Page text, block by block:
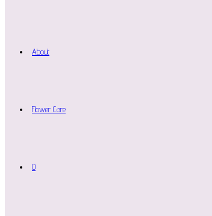
About
Flower Care
0